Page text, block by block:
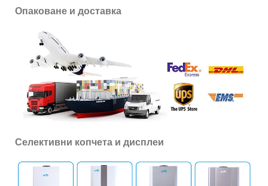
Опаковане и доставка
Селективни копчета и дисплеи